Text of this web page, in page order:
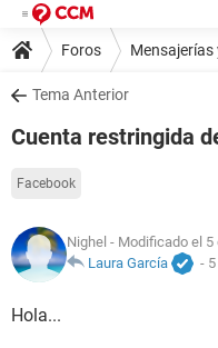
Foros Mensajerías
Tema Anterior
Cuenta restringida
Facebook
Nighel - Modificado el 5
Laura García
-
Hola...